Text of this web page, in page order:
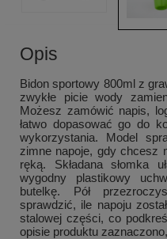
Opis
Bidon sportowy 800ml z
zwykłe picie wody
Możesz zamówić napis,
łatwo dopasować go do
wykorzystania. Model
zimne napoje, gdy chcesz
ręką. Składana słomka
wygodny plastikowy
butelkę. Pół
sprawdzić, ile napoju
stalowej części, co
opisie produktu